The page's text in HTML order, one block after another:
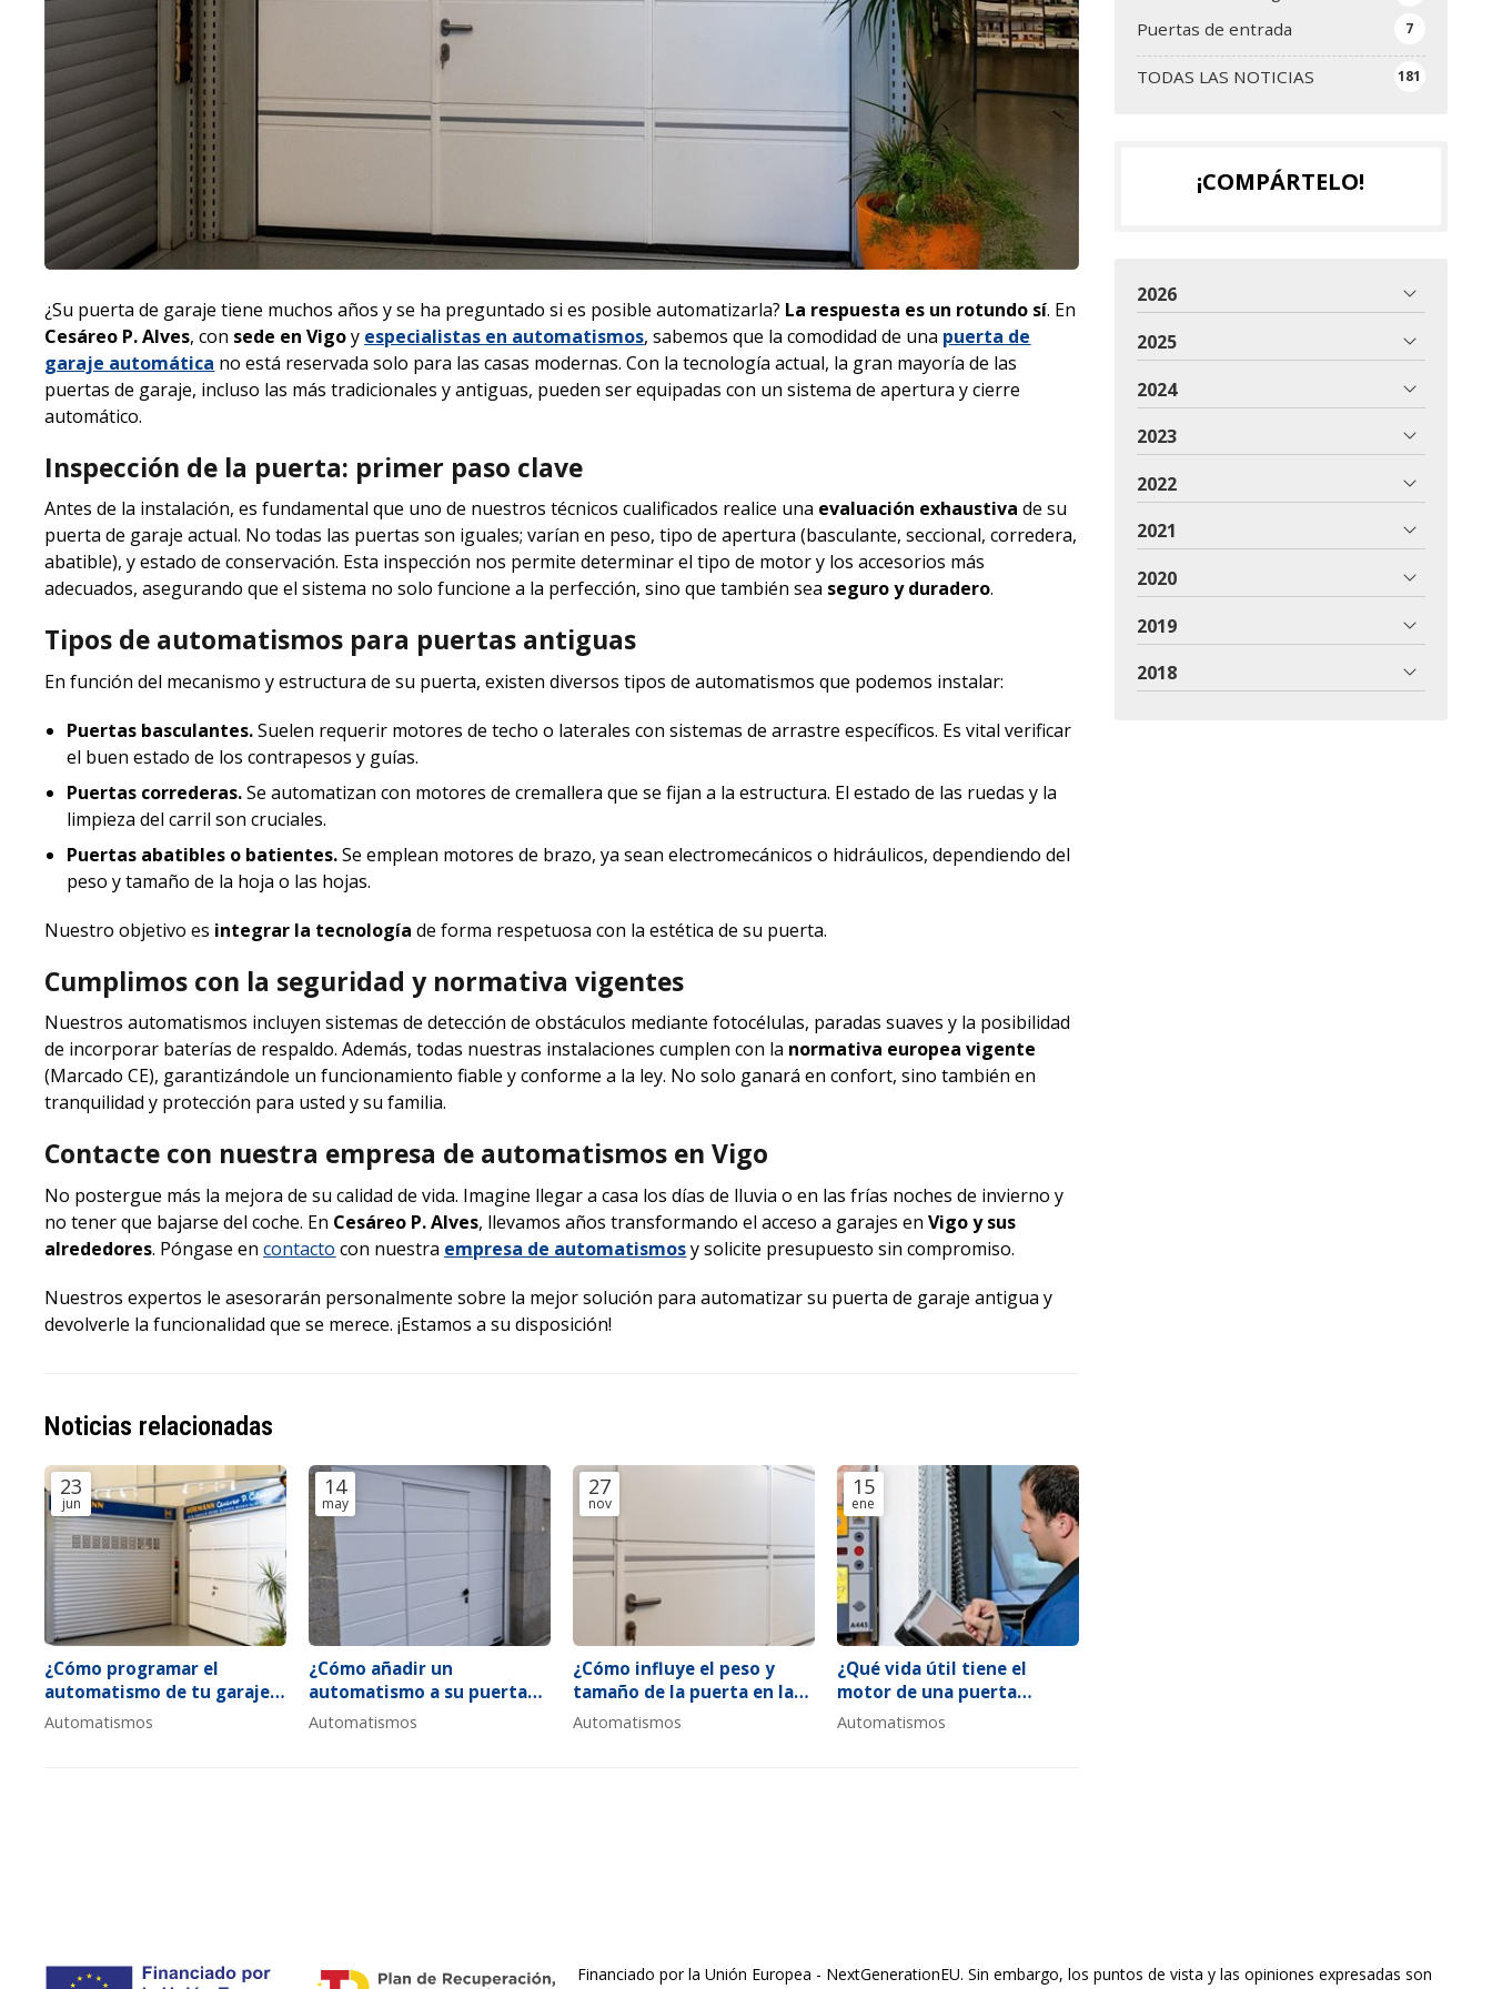
TODAS LAS NOTICIAS 181
Puertas de entrada 7
¿Su puerta de garaje tiene muchos años y se ha preguntado si es posible automatizarla? La respuesta es un rotundo sí. En
Cesáreo P. Alves, con sede en Vigoy especialistas en automatismos, sabemos que la comodidad de una puerta de
garaje automática no está reservada solo para las casas modernas. Con la tecnología actual, la gran mayoría de las
puertas de garaje, incluso las más tradicionales y antiguas, pueden ser equipadas con un sistema de apertura y cierre
automático.
Inspección de la puerta: primer paso clave
Antes de la instalación, es fundamental que uno de nuestros técnicos cualificados realice una evaluación exhaustiva de su
puerta de garaje actual. No todas las puertas son iguales; varían en peso, tipo de apertura (basculante, seccional, corredera,
abatible), y estado de conservación. Esta inspección nos permite determinar el tipo de motor y los accesorios más
adecuados, asegurando que el sistema no solo funcione a la perfección, sino que también sea seguro y duradero.
Tipos de automatismos para puertas antiguas
En función del mecanismo y estructura de su puerta, existen diversos tipos de automatismos que podemos instalar:
Puertas basculantes.Suelen requerir motores de techo o laterales con sistemas de arrastre específicos. Es vital verificar
el buen estado de los contrapesos y guías.
Puertas correderas.Se automatizan con motores de cremallera que se fijan a la estructura. El estado de las ruedas y la
limpieza del carril son cruciales.
Puertas abatibles o batientes.Se emplean motores de brazo, ya sean electromecánicos o hidráulicos, dependiendo del
peso y tamaño de la hoja o las hojas.
Nuestro objetivo es integrar la tecnología de forma respetuosa con la estética de su puerta.
Cumplimos con la seguridad y normativa vigentes
Nuestros automatismos incluyen sistemas de detección de obstáculos mediante fotocélulas, paradas suaves y la posibilidad
de incorporar baterías de respaldo. Además, todas nuestras instalaciones cumplen con la normativa europea vigente
(Marcado CE), garantizándole un funcionamiento fiable y conforme a la ley. No solo ganará en confort, sino también en
tranquilidad y protección para usted y su familia.
Contacte con nuestra empresa de automatismos en Vigo
No postergue más la mejora de su calidad de vida. Imagine llegar a casa los días de lluvia o en las frías noches de invierno y
no tener que bajarse del coche. En Cesáreo P. Alves, llevamos años transformando el acceso a garajes enVigo y sus
alrededores. Póngase encontacto con nuestra empresa de automatismosysolicite presupuesto sin compromiso.
Nuestros expertos le asesorarán personalmente sobre la mejor solución para automatizar su puerta de garaje antigua y
devolverle la funcionalidad que se merece. ¡Estamos a su disposición!
Noticias relacionadas
23
jun
¿Cómo programar el
automatismo de tu garaje
para funcionar en modo
Automatismos
14
may
¿Cómo añadir un
automatismo a su puerta
de entrada sin cambiar
Automatismos
27
nov
¿Cómo influye el peso y
tamaño de la puerta en la
elección del sistema de
Automatismos
15
ene
¿Qué vida útil tiene el
motor de una puerta
automática?
Automatismos
¡COMPÁRTELO!
2026
2025
2024
2023
2022
2021
2020
2019
2018
Financiado por la Unión Europea - NextGenerationEU. Sin embargo, los puntos de vista y las opiniones expresadas son